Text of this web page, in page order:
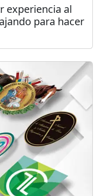
experiencia al
para hacer